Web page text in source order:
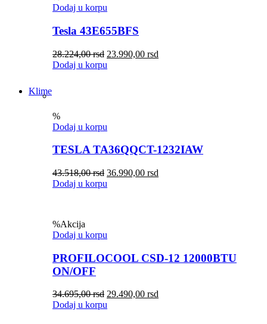
Dodaj u korpu
Tesla 43E655BFS
28.224,00rsd 23.990,00 rsd
Dodaj u korpu
Klime
%
Dodaj u korpu
TESLA TA36QQCT-1232IAW
43.518,00rsd 36.990,00 rsd
Dodaj u korpu
%Akcija
Dodaj u korpu
PROFILOCOOL CSD-12 12000BTU
ON/OFF
34.695,00rsd 29.490,00 rsd
Dodaj u korpu